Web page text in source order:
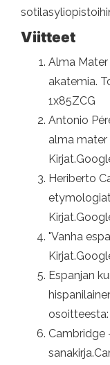
Viitteet
Alma Mater
akatemia.
1x85ZCG
Antonio
alma mater
Heriberto
"Vanha
Espanjan
Cambridge